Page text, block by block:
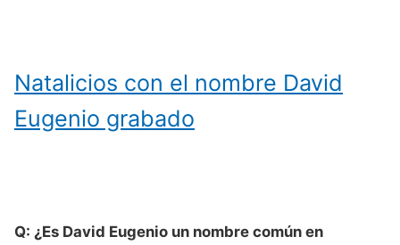
Natalicios con el nombre David
Eugenio grabado
Q: ¿Es David Eugenio un nombre común en